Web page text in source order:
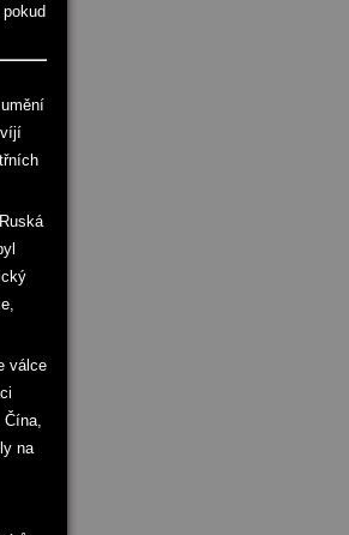
válce
Čína,
na